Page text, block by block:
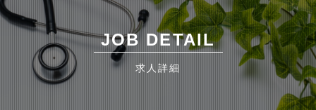
JOB DETAIL
求人詳細